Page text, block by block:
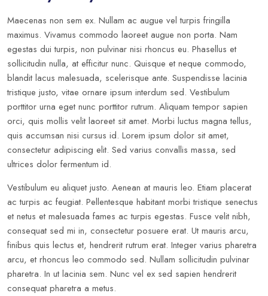
Maecenas non sem ex. Nullam ac augue vel turpis fringilla
maximus. Vivamus commodo laoreet augue non porta. Nam
egestas dui turpis, non pulvinar nisi rhoncus eu. Phasellus et
sollicitudin nulla, at efficitur nunc. Quisque et neque commodo,
blandit lacus malesuada, scelerisque ante. Suspendisse lacinia
tristique justo, vitae ornare ipsum interdum sed. Vestibulum
porttitor urna eget nunc porttitor rutrum. Aliquam tempor sapien
orci, quis mollis velit laoreet sit amet. Morbi luctus magna tellus,
quis accumsan nisi cursus id. Lorem ipsum dolor sit amet,
consectetur adipiscing elit. Sed varius convallis massa, sed
ultrices dolor fermentum id.
Vestibulum eu aliquet justo. Aenean at mauris leo. Etiam placerat
ac turpis ac feugiat. Pellentesque habitant morbi tristique senectus
et netus et malesuada fames ac turpis egestas. Fusce velit nibh,
consequat sed mi in, consectetur posuere erat. Ut mauris arcu,
finibus quis lectus et, hendrerit rutrum erat. Integer varius pharetra
arcu, et rhoncus leo commodo sed. Nullam sollicitudin pulvinar
pharetra. In ut lacinia sem. Nunc vel ex sed sapien hendrerit
consequat pharetra a metus.